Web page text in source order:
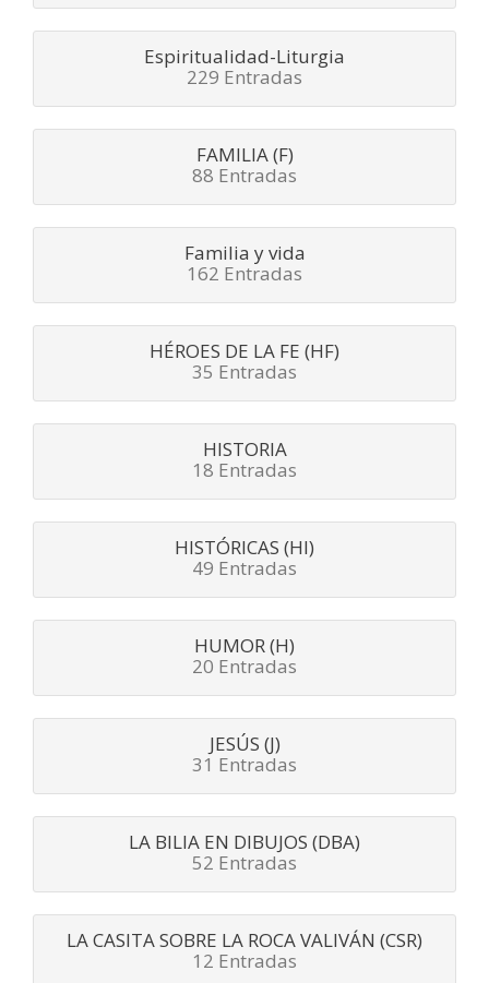
Espiritualidad-Liturgia
229 Entradas
FAMILIA (F)
88 Entradas
Familia y vida
162 Entradas
HÉROES DE LA FE (HF)
35 Entradas
HISTORIA
18 Entradas
HISTÓRICAS (HI)
49 Entradas
HUMOR (H)
20 Entradas
JESÚS (J)
31 Entradas
LA BILIA EN DIBUJOS (DBA)
52 Entradas
LA CASITA SOBRE LA ROCA VALIVÁN (CSR)
12 Entradas